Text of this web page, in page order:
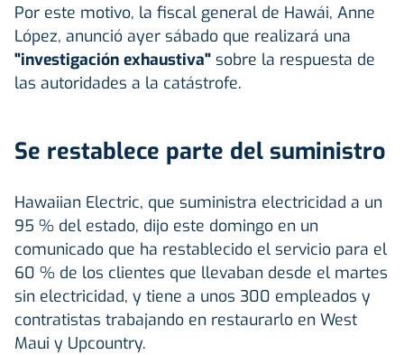
Por este motivo, la fiscal general de Hawái, Anne
López, anunció ayer sábado que realizará una
"investigación exhaustiva" sobre la respuesta de
las autoridades a la catástrofe.
Se restablece parte del suministro
Hawaiian Electric, que suministra electricidad a un
95 % del estado, dijo este domingo en un
comunicado que ha restablecido el servicio para el
60 % de los clientes que llevaban desde el martes
sin electricidad, y tiene a unos 300 empleados y
contratistas trabajando en restaurarlo en West
Maui y Upcountry.